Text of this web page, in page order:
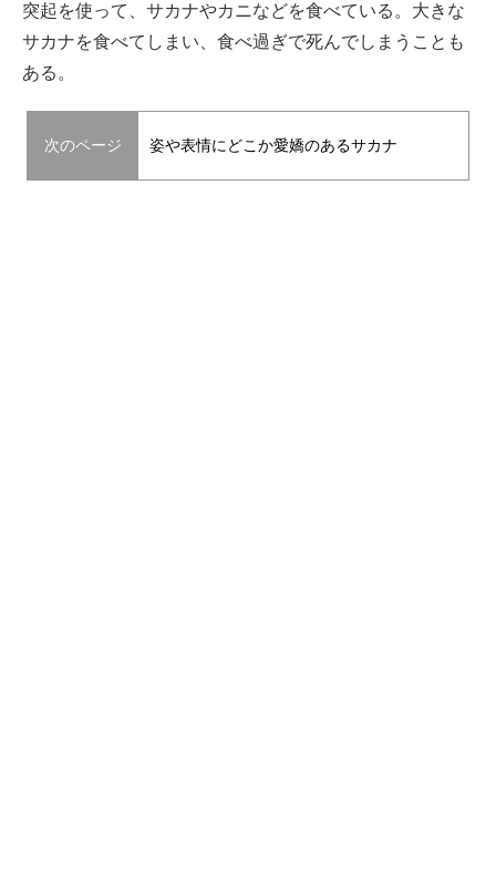
突起を使って、サカナやカニなどを食べている。大きな
サカナを食べてしまい、食べ過ぎで死んでしまうことも
ある。
次のページ 姿や表情にどこか愛嬌のあるサカナ